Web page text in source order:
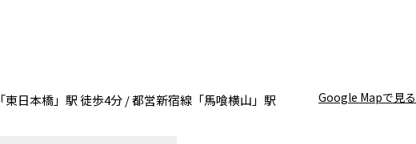
Google Mapで見る
日本橋」駅 徒歩4分 / 都営新宿線「馬喰横山」駅